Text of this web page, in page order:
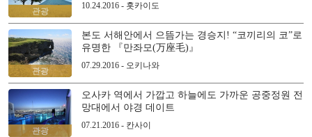
관광
10.24.2016 - 홋카이도
관광
본도 서해안에서 으뜸가는 경승지! “코끼리의 코”로
유명한 『만좌모(万座毛)』
07.29.2016 - 오키나와
관광
오사카 역에서 가깝고 하늘에도 가까운 공중정원 전
망대에서 야경 데이트
07.21.2016 - 칸사이